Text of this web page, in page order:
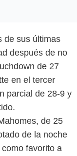
de sus últimas
después de no
de 27
en el tercer
parcial de 28-9 y
de 25
de la noche
favorito a